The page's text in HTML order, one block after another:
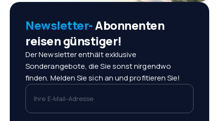
Newsletter-Abonnenten
reisen günstiger!
Der Newsletter enthält exklusive
Sonderangebote, die Sie sonst nirgendwo
finden. Melden Sie sich an und profitieren Sie!
Ihre E-Mail-Adresse